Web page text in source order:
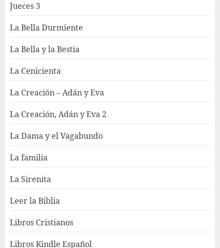
Jueces 3
La Bella Durmiente
La Bella y la Bestia
La Cenicienta
La Creación – Adán y Eva
La Creación, Adán y Eva 2
La Dama y el Vagabundo
La familia
La Sirenita
Leer la Biblia
Libros Cristianos
Libros Kindle Español